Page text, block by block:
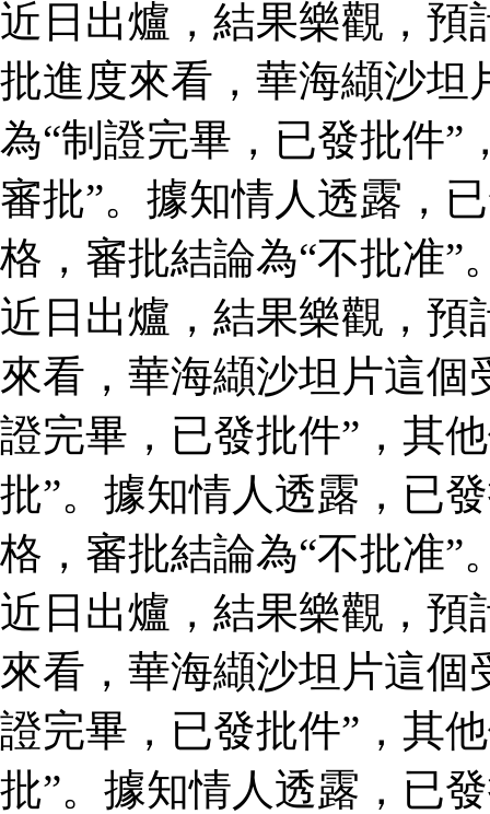
近日出爐，結果樂觀，
批進度來看，華海纈沙坦
為“制證完畢，已發批件”
審批”。據知情人透露，
格，審批結論為“不批准”
近日出爐，結果樂觀，預
來看，華海纈沙坦片這個
證完畢，已發批件”，其
批”。據知情人透露，已
格，審批結論為“不批准”
近日出爐，結果樂觀，預
來看，華海纈沙坦片這個
證完畢，已發批件”，其
批”。據知情人透露，已